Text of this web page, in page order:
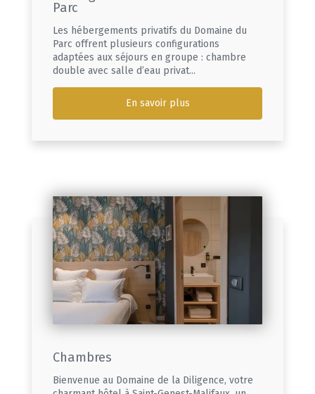
Parc
Les hébergements privatifs du Domaine du
Parc offrent plusieurs configurations
adaptées aux séjours en groupe : chambre
double avec salle d’eau privat...
En savoir plus
Chambres
Bienvenue au Domaine de la Diligence, votre